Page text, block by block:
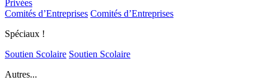
Privées
Comités d’Entreprises Comités d’Entreprises
Spéciaux !
Soutien Scolaire Soutien Scolaire
Autres...